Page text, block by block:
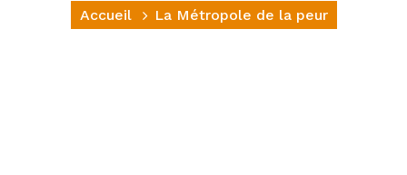
Accueil La Métropole de la peur